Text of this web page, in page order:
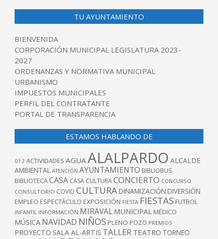
TU AYUNTAMIENTO
BIENVENIDA
CORPORACIÓN MUNICIPAL LEGISLATURA 2023-
2027
ORDENANZAS Y NORMATIVA MUNICIPAL
URBANISMO
IMPUESTOS MUNICIPALES
PERFIL DEL CONTRATANTE
PORTAL DE TRANSPARENCIA
ESTAMOS HABLANDO DE
012 ACTIVIDADES AGUAALALPARDO ALCALDE
AMBIENTAL ATENCIÓN AYUNTAMIENTO BIBLIOBUS
BIBLIOTECACASA CASA CULTURACONCIERTO CONCURSO
CONSULTORIO COVID CULTURA DINAMIZACIÓN DIVERSIÓN
EMPLEO ESPECTÁCULO EXPOSICIÓN FIESTA FIESTAS FUTBOL
INFANTIL INFORMACIÓN MIRAVAL MUNICIPAL MÉDICO
MÚSICA NAVIDAD NIÑOS PLENO POZO PREMIOS
PROYECTO SALA AL-ARTIS TALLER TEATRO TORNEO